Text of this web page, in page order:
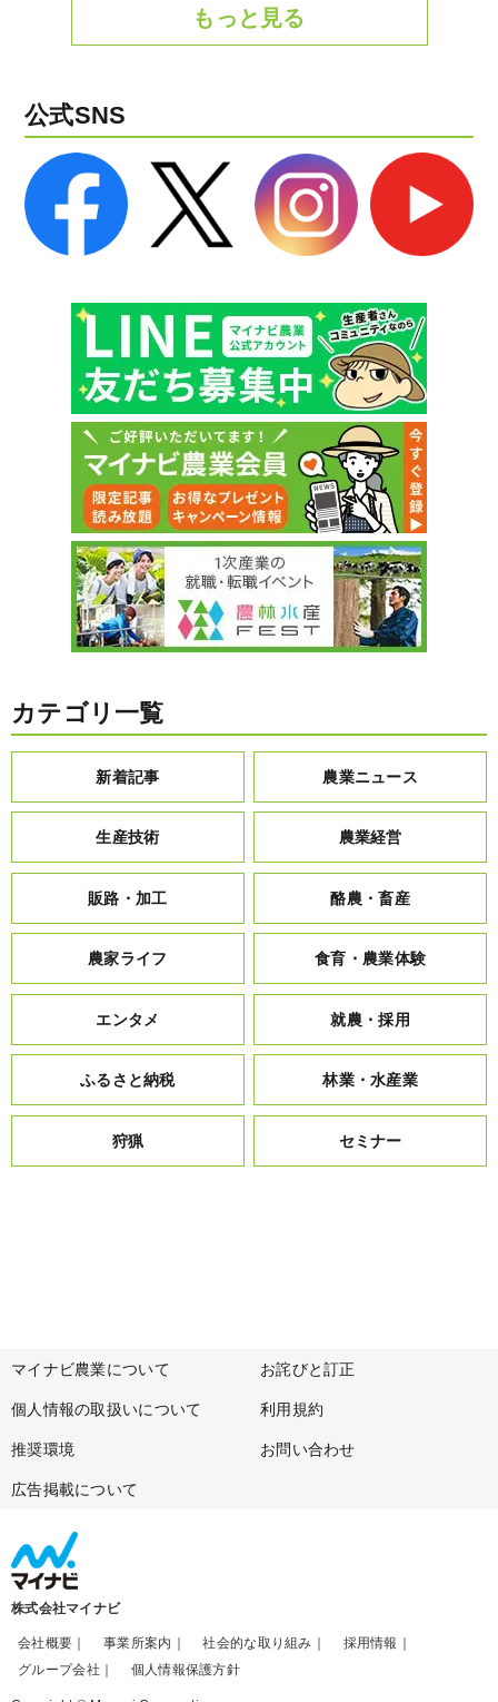
もっと見る
公式SNS
カテゴリ一覧
新着記事 農業ニュース
生産技術 農業経営
販路・加工 酪農・畜産
農家ライフ 食育・農業体験
エンタメ 就農・採用
ふるさと納税 林業・水産業
狩猟 セミナー
マイナビ農業について お詫びと訂正
個人情報の取扱いについて 利用規約
推奨環境 お問い合わせ
広告掲載について
株式会社マイナビ
会社概要 事業所案内 社会的な取り組み
採用情報
グループ会社
個人情報保護方針